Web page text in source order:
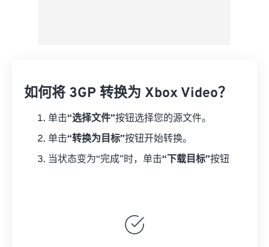
如何将 3GP 转换为 Xbox Video？
单击“选择文件”按钮选择您的源文件。
单击“转换为目标”按钮开始转换。
当状态变为“完成”时，单击“下载目标”按钮